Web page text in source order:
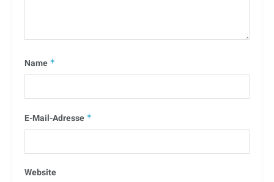
Name *
E-Mail-Adresse *
Website